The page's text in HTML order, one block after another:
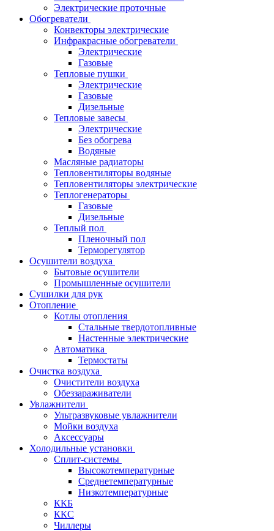
Электрические проточные
Обогреватели
Конвекторы электрические
Инфракрасные обогреватели
Электрические
Газовые
Тепловые пушки
Электрические
Газовые
Дизельные
Тепловые завесы
Электрические
Без обогрева
Водяные
Масляные радиаторы
Тепловентиляторы водяные
Тепловентиляторы электрические
Теплогенераторы
Газовые
Дизельные
Теплый пол
Пленочный пол
Терморегулятор
Осушители воздуха
Бытовые осушители
Промышленные осушители
Сушилки для рук
Отопление
Котлы отопления
Стальные твердотопливные
Настенные электрические
Автоматика
Термостаты
Очистка воздуха
Очистители воздуха
Обеззараживатели
Увлажнители
Ультразвуковые увлажнители
Мойки воздуха
Аксессуары
Холодильные установки
Сплит-системы
Высокотемпературные
Среднетемпературные
Низкотемпературные
ККБ
ККС
Чиллеры